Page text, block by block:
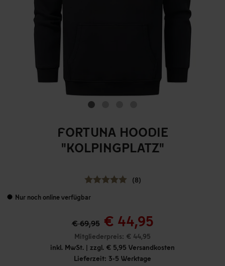
FORTUNA HOODIE
"KOLPINGPLATZ"
(8)
Nur noch online verfügbar
€ 69,95 € 44,95
Mitgliederpreis: € 44,95
inkl. MwSt. | zzgl. € 5,95 Versandkosten
Lieferzeit: 3-5 Werktage